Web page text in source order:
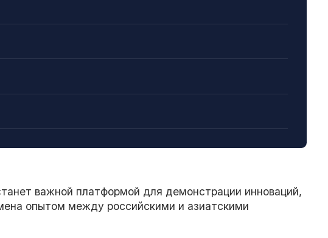
важной платформой для демонстрации инноваций,
опытом между российскими и азиатскими